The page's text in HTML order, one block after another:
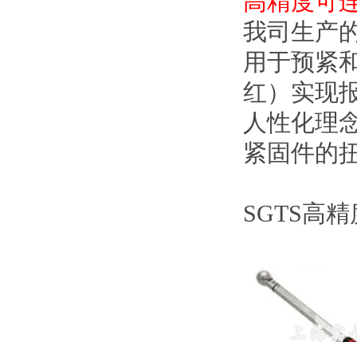
我司生产
用于预紧
红）实现
人性化理
紧固件的
SGTS高